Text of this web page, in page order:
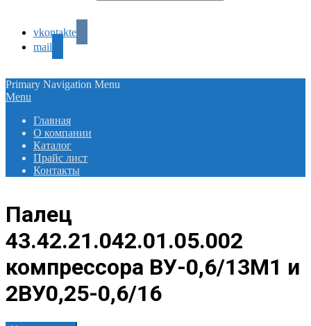
vkontakte
mail
Primary Navigation Menu
Menu
Главная
О компании
Каталог
Прайс лист
Контакты
Палец
43.42.21.042.01.05.002
компрессора ВУ-0,6/13М1 и
2ВУ0,25-0,6/16